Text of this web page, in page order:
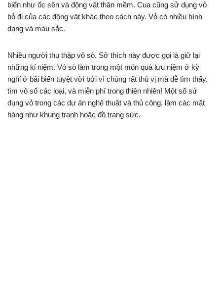
biển như ốc sên và động vật thân mềm. Cua cũng sử dụng vỏ
bỏ đi của các động vật khác theo cách này. Vỏ có nhiều hình
dạng và màu sắc.
Nhiều người thu thập vỏ sò. Sở thích này được gọi là giữ lại
những kỉ niệm. Vỏ sò làm trong một món quà lưu niệm ở kỳ
nghỉ ở bãi biển tuyệt vời bởi vì chúng rất thú vị mà dễ tìm thấy,
tìm vô số các loại, và miễn phí trong thiên nhiên! Một số sử
dụng vỏ trong các dự án nghệ thuật và thủ công, làm các mặt
hàng như khung tranh hoặc đồ trang sức.